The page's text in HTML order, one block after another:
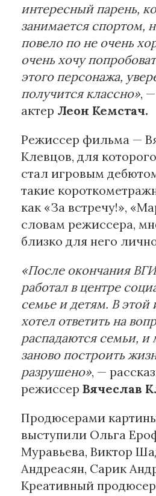
интересный парень,
занимается спортом,
повело по не очень
очень хочу
этого персонажа,
получится классно»,
актер Леон Кемстач.
Режиссер фильма —
Клевцов, для
стал игровым
такие
как «За встречу!»,
словам режиссера,
близко для него
«После окончания
работал в центре
семье и детям. В этой
хотел ответить на
распадаются семьи,
заново построить
разрушено», —
режиссер Вячеслав
Продюсерами
выступили Ольга
Муравьева, Виктор
Андреасян, Сарик
Креативный